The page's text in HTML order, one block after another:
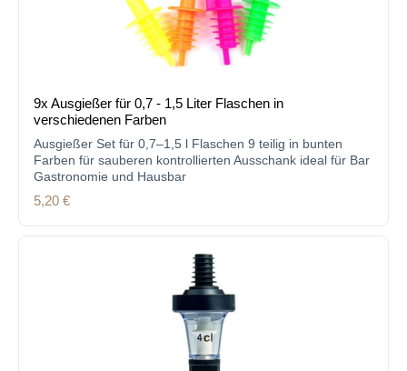
9x Ausgießer für 0,7 - 1,5 Liter Flaschen in
verschiedenen Farben
Ausgießer Set für 0,7–1,5 l Flaschen 9 teilig in bunten
Farben für sauberen kontrollierten Ausschank ideal für Bar
Gastronomie und Hausbar
Regulärer Preis:
5,20 €